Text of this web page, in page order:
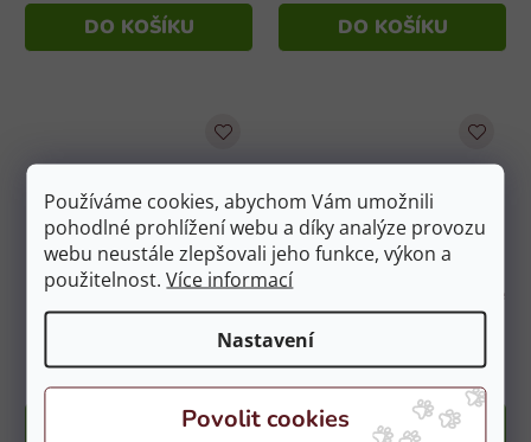
Používáme cookies, abychom Vám umožnili
pohodlné prohlížení webu a díky analýze provozu
webu neustále zlepšovali jeho funkce, výkon a
použitelnost.Více informací
Nastavení
DO KOŠÍKU DO KOŠÍKU
Jezdecká helma CASCO
Mistrall II - námořní vel. XL
4 194 Kč
DO KOŠÍKU
Klapky na uši CASCO k helmě
Champ-3 Spirit-3 Master-6
829 Kč
DO KOŠÍKU